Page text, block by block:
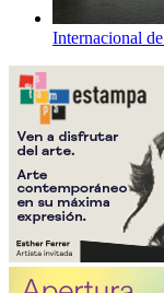
Internacional